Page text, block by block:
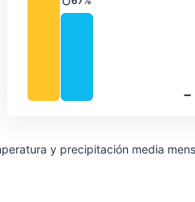
‐
Precipitación
y precipitación media